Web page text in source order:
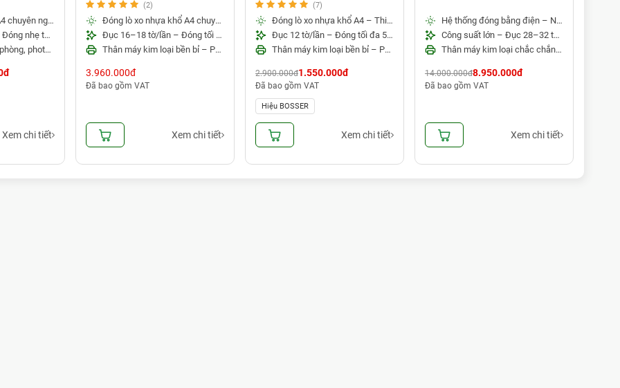
Đóng lò xo kẽm A4 chuyên nghiệp – Hiệu suất cao
Thiết kế trợ lực – Đóng nhẹ tay, chính xác
Phù hợp cho văn phòng, photocopy và xưởng in
Xem chi tiết
(2)
Đóng lò xo nhựa khổ A4 chuyên nghiệp – Phù hợp nhiều loại tài liệu
Đục 16–18 tờ/lần – Đóng tối đa 500 tờ giấy
Thân máy kim loại bền bỉ – Phù hợp cho văn phòng và xưởng in
3.960.000đ
Đã bao gồm VAT
Xem chi tiết
(7)
Đóng lò xo nhựa khổ A4 – Thiết kế nhỏ gọn, dễ sử dụng
Đục 12 tờ/lần – Đóng tối đa 500 tờ giấy
Thân máy kim loại bền bỉ – Phù hợp cho văn phòng và photocopy
2.900.000đ1.550.000đ
Đã bao gồm VAT
Hiệu BOSSER
Xem chi tiết
Hệ thống đóng bằng điện – Nâng cao hiệu suất làm việc
Công suất lớn – Đục 28–32 tờ/lần, đóng tối đa 500 tờ
Thân máy kim loại chắc chắn – Phù hợp cho xưởng in và văn phòng
14.000.000đ8.950.000đ
Đã bao gồm VAT
Xem chi tiết